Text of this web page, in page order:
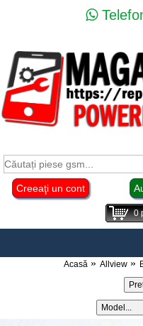
Creeaţi un cont
0
Acasă Allview